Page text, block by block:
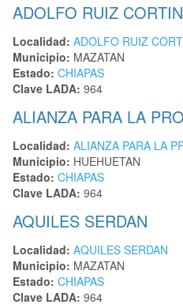
ADOLFO RUIZ
Localidad: ADOLFO RUIZ
Municipio: MAZATAN
Estado: CHIAPAS
Clave LADA: 964
ALIANZA PARA LA
Localidad: ALIANZA PARA LA
Municipio: HUEHUETAN
Estado: CHIAPAS
Clave LADA: 964
AQUILES SERDAN
Localidad: AQUILES SERDAN
Municipio: MAZATAN
Estado: CHIAPAS
Clave LADA: 964